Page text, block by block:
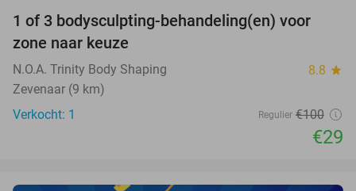
71%
TODAY
1 of 3 bodysculpting-behandeling(en) voor
zone naar keuze
N.O.A. Trinity Body Shaping 8.8 star
Zevenaar (9 km)
Verkocht: 1
Regulier €100
€29